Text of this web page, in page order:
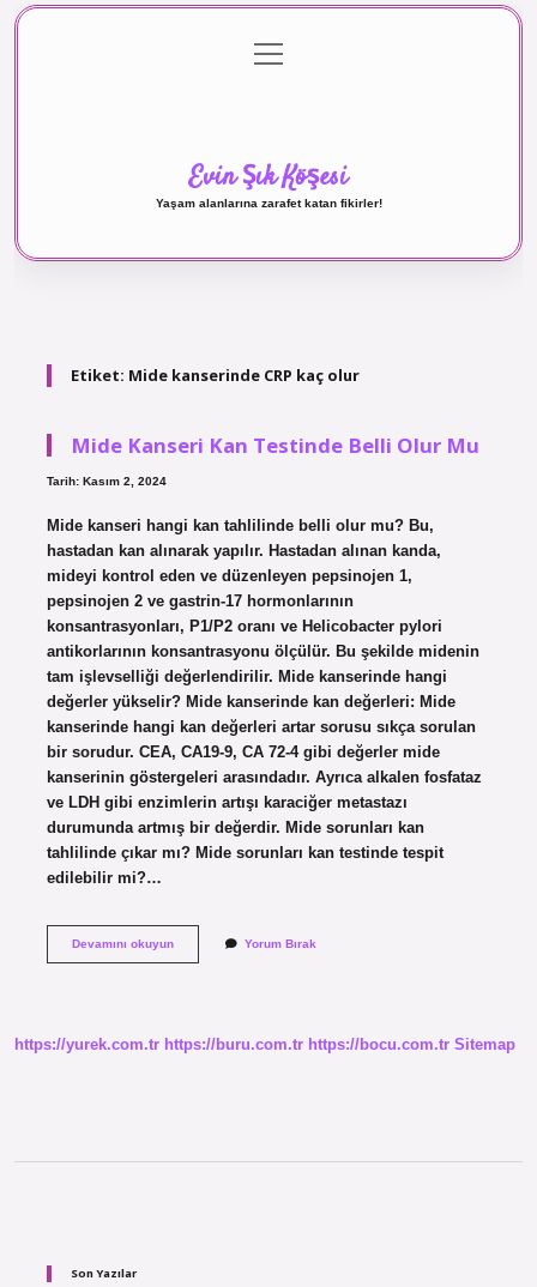
Gizlilik Politikası
menüyü
aç
Evin Şık Köşesi
Yaşam alanlarına zarafet katan fikirler!
Etiket: Mide kanserinde CRP kaç olur
Mide Kanseri Kan Testinde Belli Olur Mu
Tarih: Kasım 2, 2024
Mide kanseri hangi kan tahlilinde belli olur mu? Bu,
hastadan kan alınarak yapılır. Hastadan alınan kanda,
mideyi kontrol eden ve düzenleyen pepsinojen 1,
pepsinojen 2 ve gastrin-17 hormonlarının
konsantrasyonları, P1/P2 oranı ve Helicobacter pylori
antikorlarının konsantrasyonu ölçülür. Bu şekilde midenin
tam işlevselliği değerlendirilir. Mide kanserinde hangi
değerler yükselir? Mide kanserinde kan değerleri: Mide
kanserinde hangi kan değerleri artar sorusu sıkça sorulan
bir sorudur. CEA, CA19-9, CA 72-4 gibi değerler mide
kanserinin göstergeleri arasındadır. Ayrıca alkalen fosfataz
ve LDH gibi enzimlerin artışı karaciğer metastazı
durumunda artmış bir değerdir. Mide sorunları kan
tahlilinde çıkar mı? Mide sorunları kan testinde tespit
edilebilir mi?…
Devamını okuyunMide
Mu
Yorum Bırak
https://yurek.com.tr https://buru.com.tr https://bocu.com.tr Sitemap
Son Yazılar